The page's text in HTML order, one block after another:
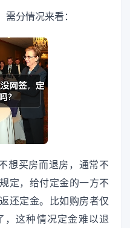
需分情况来看：
想买房而退房，通常不
定，给付定金的一方不
还定金。比如购房者仅
，这种情况定金难以退